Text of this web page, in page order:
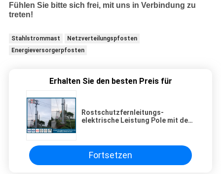
Fühlen Sie bitte sich frei, mit uns in Verbindung zu
treten!
Stahlstrommast
Netzverteilungspfosten
Energieversorgerpfosten
Erhalten Sie den besten Preis für
Rostschutzfernleitungs-
elektrische Leistung Pole mit dem
Fortsetzen